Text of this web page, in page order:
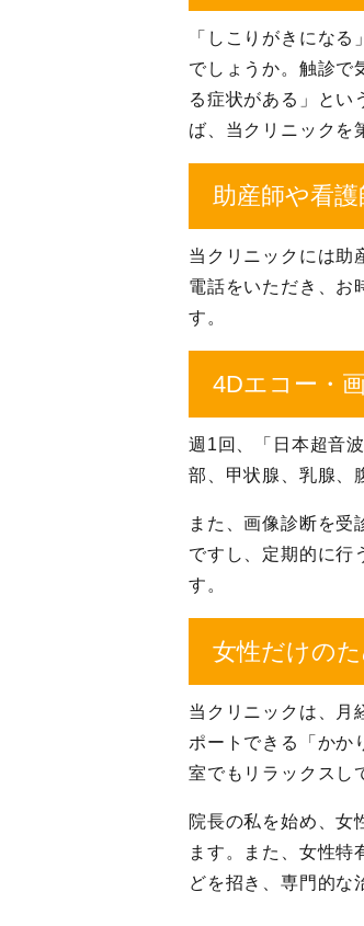
「しこりがきにな
でしょうか。触診で
る症状がある」とい
ば、当クリニックを
助産師や看
当クリニックには助
電話をいただき、お
す。
4Dエコー・
週1回、「日本超音
部、甲状腺、乳腺、
また、画像診断を受
ですし、定期的に行
す。
女性だけの
当クリニックは、月
ポートできる「かか
室でもリラックスし
院長の私を始め、女
ます。また、女性特
どを招き、専門的な